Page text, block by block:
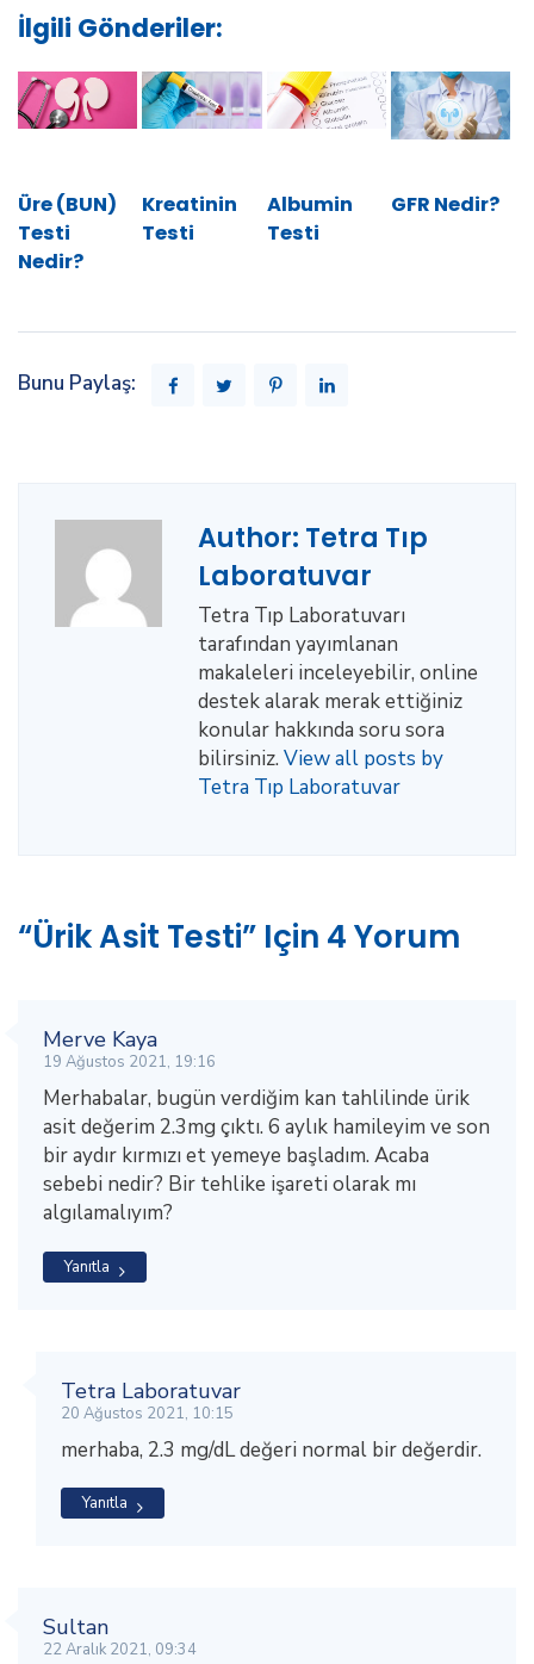
İlgili Gönderiler:
Üre (BUN)
Testi
Nedir?
Kreatinin
Testi
Albumin
Testi
GFR Nedir?
Bunu Paylaş:
Author: Tetra Tıp
Laboratuvar
Tetra Tıp Laboratuvarı
tarafından yayımlanan
makaleleri inceleyebilir, online
destek alarak merak ettiğiniz
konular hakkında soru sora
bilirsiniz. View all posts by
Tetra Tıp Laboratuvar
“Ürik Asit Testi” Için 4 Yorum
Merve Kaya
19 Ağustos 2021, 19:16
Merhabalar, bugün verdiğim kan tahlilinde ürik
asit değerim 2.3mg çıktı. 6 aylık hamileyim ve son
bir aydır kırmızı et yemeye başladım. Acaba
sebebi nedir? Bir tehlike işareti olarak mı
algılamalıyım?
Yanıtla
Tetra Laboratuvar
20 Ağustos 2021, 10:15
merhaba, 2.3 mg/dL değeri normal bir değerdir.
Yanıtla
Sultan
22 Aralık 2021, 09:34